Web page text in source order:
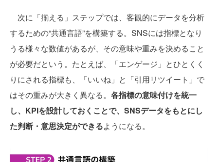
次に「揃える」ステップでは、客観的にデータを分析
するための“共通言語”を構築する。SNSには指標となり
うる様々な数値があるが、その意味や重みを決めること
が必要だという。たとえば、「エンゲージ」とひとくく
りにされる指標も、「いいね」と「引用リツイート」で
はその重みが大きく異なる。 各指標の意味付けを統一
し、KPIを設計しておくことで、SNSデータをもとにし
た判断・意思決定ができるようになる。